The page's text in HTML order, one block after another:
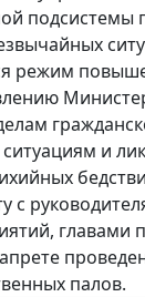
подсистемы
режим
и
с
главами
палов.